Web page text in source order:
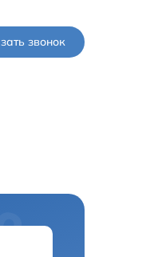
звонок